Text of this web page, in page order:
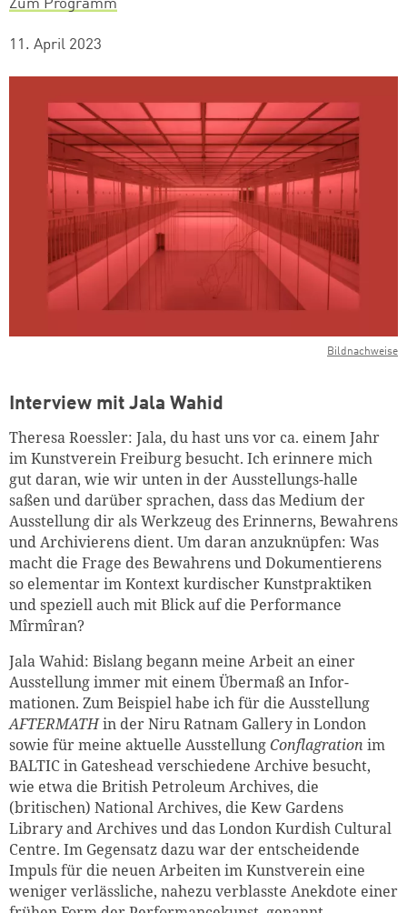
Zum Programm
11. April 2023
Bildnachweise
Interview mit Jala Wahid
Theresa Roessler: Jala, du hast uns vor ca. einem Jahr
im Kunstverein Freiburg besucht. Ich erinnere mich
gut daran, wie wir unten in der Ausstellungs-halle
saßen und darüber sprachen, dass das Medium der
Ausstellung dir als Werkzeug des Erinnerns, Bewahrens
und Archivierens dient. Um daran anzuknüpfen: Was
macht die Frage des Bewahrens und Dokumentierens
so elementar im Kontext kurdischer Kunstpraktiken
und speziell auch mit Blick auf die Performance
Mîrmîran?
Jala Wahid: Bislang begann meine Arbeit an einer
Ausstellung immer mit einem Übermaß an Infor-
mationen. Zum Beispiel habe ich für die Ausstellung
AFTERMATHin der Niru Ratnam Gallery in London
sowie für meine aktuelle AusstellungConflagration im
BALTIC in Gateshead verschiedene Archive besucht,
wie etwa die British Petroleum Archives, die
(britischen) National Archives, die Kew Gardens
Library and Archives und das London Kurdish Cultural
Centre. Im Gegensatz dazu war der entscheidende
Impuls für die neuen Arbeiten im Kunstverein eine
weniger verlässliche, nahezu verblasste Anekdote einer